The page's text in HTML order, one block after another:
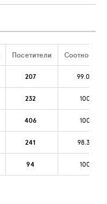
Посетители
207 99.04%
232 100%
406 100%
241 98.37%
94 100%